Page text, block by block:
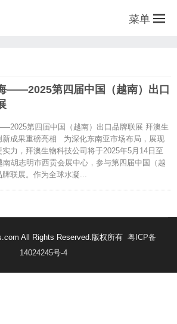
菜单
——2025第四届中国（越南）出口
第四届中国（越南）出口品牌联展 拜澳生
新成果重磅亮相 为深化东南亚市场布局，展现
力，拜澳生物科技公司将于2025年5月14日至
南胡志明市西贡会展中心，参与第四届中国（越
牌联展。作为全球水凝...
All Rights Reserved.版权所有 粤ICP备
14024245号-4